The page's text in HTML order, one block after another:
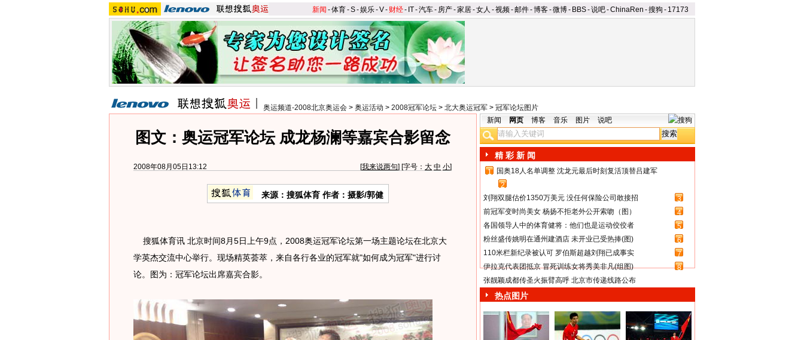
新闻 -体育-S-娱乐-V- 财经- IT-汽车- 房产-家居-女人 -视频-邮件-博客-微博- BBS-说吧-ChinaRen -搜狗 - 17173
奥运频道-2008北京奥运会 > 奥运活动 > 2008冠军论坛 > 北大奥运冠军 > 冠军论坛图片
图文：奥运冠军论坛 成龙杨澜等嘉宾合影留念
2008年08月05日13:12 [我来说两句] [字号： 大 中 小]
来源：搜狐体育 作者：摄影/郭健
搜狐体育讯 北京时间8月5日上午9点，2008奥运冠军论坛第一场主题论坛在北京大
学英杰交流中心举行。现场精英荟萃，来自各行各业的冠军就"如何成为冠军"进行讨
论。图为：冠军论坛出席嘉宾合影。
新闻 网页 博客 音乐 图片 说吧
精 彩 新 闻
1
国奥18人名单调整 沈龙元最后时刻复活顶替吕建军
2
刘翔双腿估价1350万美元 没任何保险公司敢接招
3
前冠军变时尚美女 杨扬不拒老外公开索吻（图）
4
各国领导人中的体育健将：他们也是运动佼佼者
5
粉丝盛传姚明在通州建酒店 未开业已受热捧(图)
6
110米栏新纪录被认可 罗伯斯超越刘翔已成事实
7
伊拉克代表团抵京 冒死训练女将秀美非凡(组图)
8
张靓颖成都传圣火振臂高呼 北京市传递线路公布
热点图片